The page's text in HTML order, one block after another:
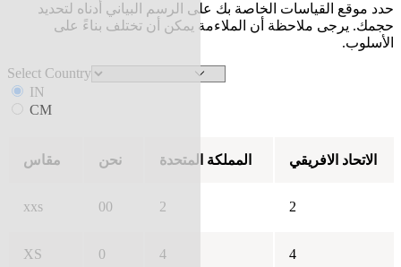
حدد موقع القياسات الخاصة بك على الرسم البياني أدناه لتحديد
حجمك. يرجى ملاحظة أن الملاءمة يمكن أن تختلف بناءً على
الأسلوب.
Select Country
IN
CM
مقاس نحن المملكة المتحدة الاتحاد الافريقي
xxs 00 2 2
XS 0 4 4